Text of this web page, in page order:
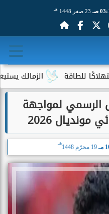
صـ 23 صفر 1448 هـ
الزمالك يستبعد 4 لاعبين شباب من حساباته في الموسم الجديد
الرسمي لمواجهة
2026
19 محرّم 1448
هـ